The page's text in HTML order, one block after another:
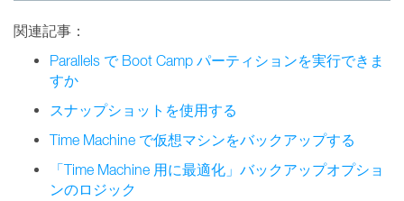
関連記事：
Parallels で Boot Camp パーティションを実行できま
すか
スナップショットを使用する
Time Machine で仮想マシンをバックアップする
「Time Machine 用に最適化」バックアップオプショ
ンのロジック